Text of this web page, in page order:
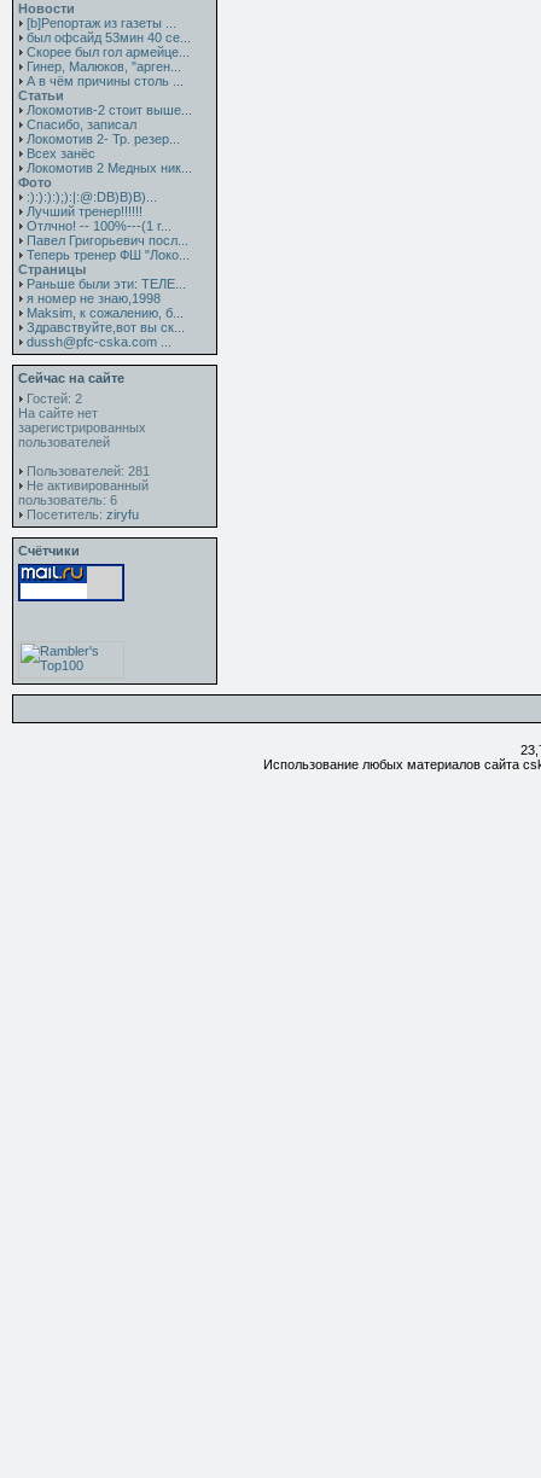
Новости
[b]Репортаж из газеты ...
был офсайд 53мин 40 се...
Скорее был гол армейце...
Гинер, Малюков, "арген...
А в чём причины столь ...
Статьи
Локомотив-2 стоит выше...
Спасибо, записал
Локомотив 2- Тр. резер...
Всех занёс
Локомотив 2 Медных ник...
Фото
:):):):);):|:@:DB)B)B)...
Лучший тренер!!!!!!
Отлчно! -- 100%---(1 г...
Павел Григорьевич посл...
Теперь тренер ФШ "Локо...
Страницы
Раньше были эти: ТЕЛЕ...
я номер не знаю,1998
Maksim, к сожалению, б...
Здравствуйте,вот вы ск...
dussh@pfc-cska.com ...
Сейчас на сайте
Гостей: 2
На сайте нет
зарегистрированных
пользователей
Пользователей: 281
Не активированный
пользователь: 6
Посетитель: ziryfu
Счётчики
Использование любых материалов сайта